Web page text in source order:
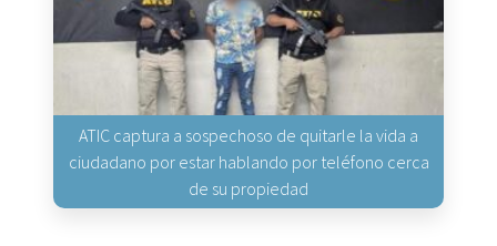
ATIC captura a sospechoso de quitarle la vida a
ciudadano por estar hablando por teléfono cerca
de su propiedad